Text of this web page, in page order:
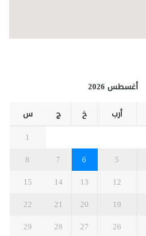
أغسطس 2026
أرب خ ج س
1
5
6
7
8
12
13
14
15
19
20
21
22
26
27
28
29